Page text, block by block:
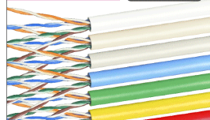
電話線／コネクタ／アダプタ
光ファイバー・融着接続機関連
LANケーブル・コネクタ・関連資材/機
ネットワーク機器
電話工事
電気配管工事
EV充電設備工事
照明設置工事